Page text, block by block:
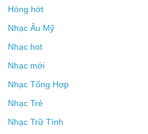
Hóng hớt
Nhạc Âu Mỹ
Nhạc hot
Nhạc mới
Nhạc Tổng Hợp
Nhạc Trẻ
Nhạc Trữ Tình